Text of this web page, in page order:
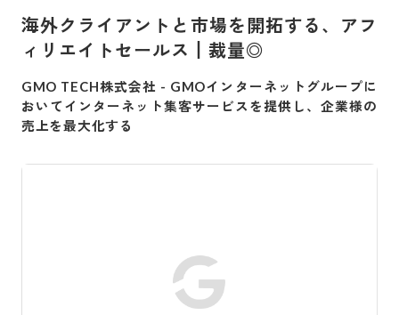
海外クライアントと市場を開拓する、アフ
ィリエイトセールス┃裁量◎
GMO TECH株式会社 - GMOインターネットグループに
おいてインターネット集客サービスを提供し、企業様の
売上を最大化する